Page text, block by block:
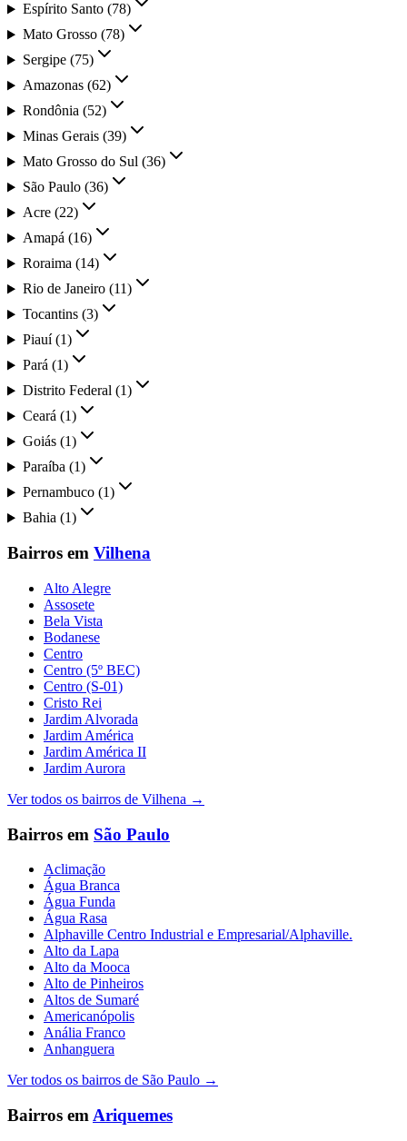
Espírito Santo (78)
Mato Grosso (78)
Sergipe (75)
Amazonas (62)
Rondônia (52)
Minas Gerais (39)
Mato Grosso do Sul (36)
São Paulo (36)
Acre (22)
Amapá (16)
Roraima (14)
Rio de Janeiro (11)
Tocantins (3)
Piauí (1)
Pará (1)
Distrito Federal (1)
Ceará (1)
Goiás (1)
Paraíba (1)
Pernambuco (1)
Bahia (1)
Bairros em Vilhena
Alto Alegre
Assosete
Bela Vista
Bodanese
Centro
Centro (5º BEC)
Centro (S-01)
Cristo Rei
Jardim Alvorada
Jardim América
Jardim América II
Jardim Aurora
Ver todos os bairros de Vilhena →
Bairros em São Paulo
Aclimação
Água Branca
Água Funda
Água Rasa
Alphaville Centro Industrial e Empresarial/Alphaville.
Alto da Lapa
Alto da Mooca
Alto de Pinheiros
Altos de Sumaré
Americanópolis
Anália Franco
Anhanguera
Ver todos os bairros de São Paulo →
Bairros em Ariquemes